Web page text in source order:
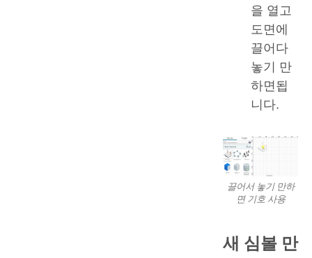
을 열고
도면에
끌어다
놓기 만
하면됩
니다.
끌어서 놓기 만하
면 기호 사용
새 심볼 만